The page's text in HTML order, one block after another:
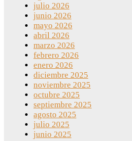
julio 2026
junio 2026
mayo 2026
abril 2026
marzo 2026
febrero 2026
enero 2026
diciembre 2025
noviembre 2025
octubre 2025
septiembre 2025
agosto 2025
julio 2025
junio 2025